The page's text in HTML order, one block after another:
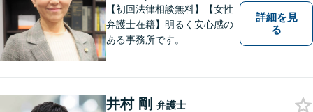
【初回法律相談無料】【女性
弁護士在籍】明るく安心感の
ある事務所です。
詳細を見
る
井村 剛 弁護士